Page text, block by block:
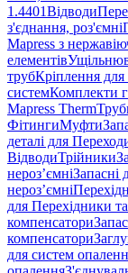
1.4401Відводи
з'єднання, роз'ємні
Mapress з
елементів
трубКріплення для
системКомплекти
Mapress Therm
ФітингиМуфти
деталі для
ВідводиТрійники
нероз’ємніЗапасні
нероз’ємні
для Перехідники
компенсатори
компенсатори
для систем